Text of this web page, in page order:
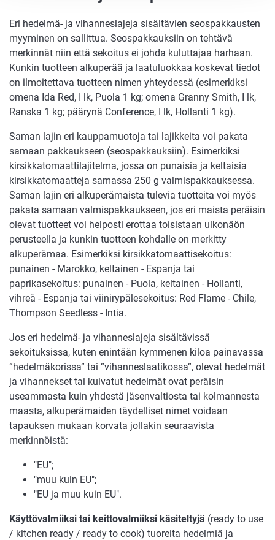
Eri hedelmä- ja vihanneslajeja sisältävien seospakkausten
myyminen on sallittua. Seospakkauksiin on tehtävä
merkinnät niin että sekoitus ei johda kuluttajaa harhaan.
Kunkin tuotteen alkuperää ja laatuluokkaa koskevat tiedot
on ilmoitettava tuotteen nimen yhteydessä (esimerkiksi
omena Ida Red, I lk, Puola 1 kg; omena Granny Smith, I lk,
Ranska 1 kg; päärynä Conference, I lk, Hollanti 1 kg).
Saman lajin eri kauppamuotoja tai lajikkeita voi pakata
samaan pakkaukseen (seospakkauksiin). Esimerkiksi
kirsikkatomaattilajitelma, jossa on punaisia ja keltaisia
kirsikkatomaatteja samassa 250 g valmispakkauksessa.
Saman lajin eri alkuperämaista tulevia tuotteita voi myös
pakata samaan valmispakkaukseen, jos eri maista peräisin
olevat tuotteet voi helposti erottaa toisistaan ulkonäön
perusteella ja kunkin tuotteen kohdalle on merkitty
alkuperämaa. Esimerkiksi kirsikkatomaattisekoitus:
punainen - Marokko, keltainen - Espanja tai
paprikasekoitus: punainen - Puola, keltainen - Hollanti,
vihreä - Espanja tai viinirypälesekoitus: Red Flame - Chile,
Thompson Seedless - Intia.
Jos eri hedelmä- ja vihanneslajeja sisältävissä
sekoituksissa, kuten enintään kymmenen kiloa painavassa
”hedelmäkorissa” tai ”vihanneslaatikossa”, olevat hedelmät
ja vihannekset tai kuivatut hedelmät ovat peräisin
useammasta kuin yhdestä jäsenvaltiosta tai kolmannesta
maasta, alkuperämaiden täydelliset nimet voidaan
tapauksen mukaan korvata jollakin seuraavista
merkinnöistä:
"EU";
"muu kuin EU";
"EU ja muu kuin EU".
Käyttövalmiiksi tai keittovalmiiksi käsiteltyjä (ready to use
/ kitchen ready / ready to cook) tuoreita hedelmiä ja